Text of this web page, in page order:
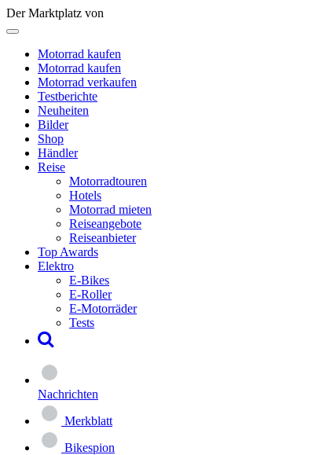
Der Marktplatz von
Motorrad kaufen
Motorrad kaufen
Motorrad verkaufen
Testberichte
Neuheiten
Bilder
Shop
Händler
Reise
Motorradtouren
Hotels
Motorrad mieten
Reiseangebote
Reiseanbieter
Top Awards
Elektro
E-Bikes
E-Roller
E-Motorräder
Tests
Nachrichten
Merkblatt
Bikespion